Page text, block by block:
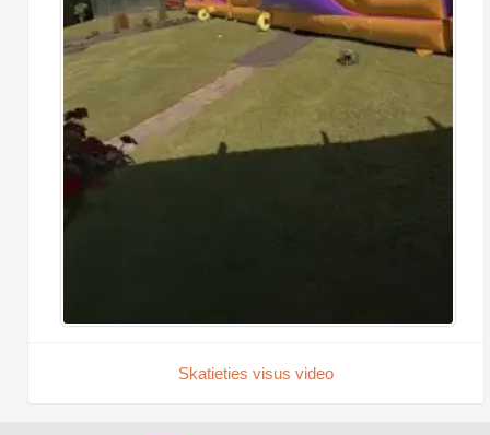
Skatieties visus video